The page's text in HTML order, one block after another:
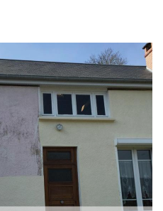
de revêtement de façade
l’intervention, etc. Si vous
le ravalement de votre
ou ses environs, vous
de déplacement.